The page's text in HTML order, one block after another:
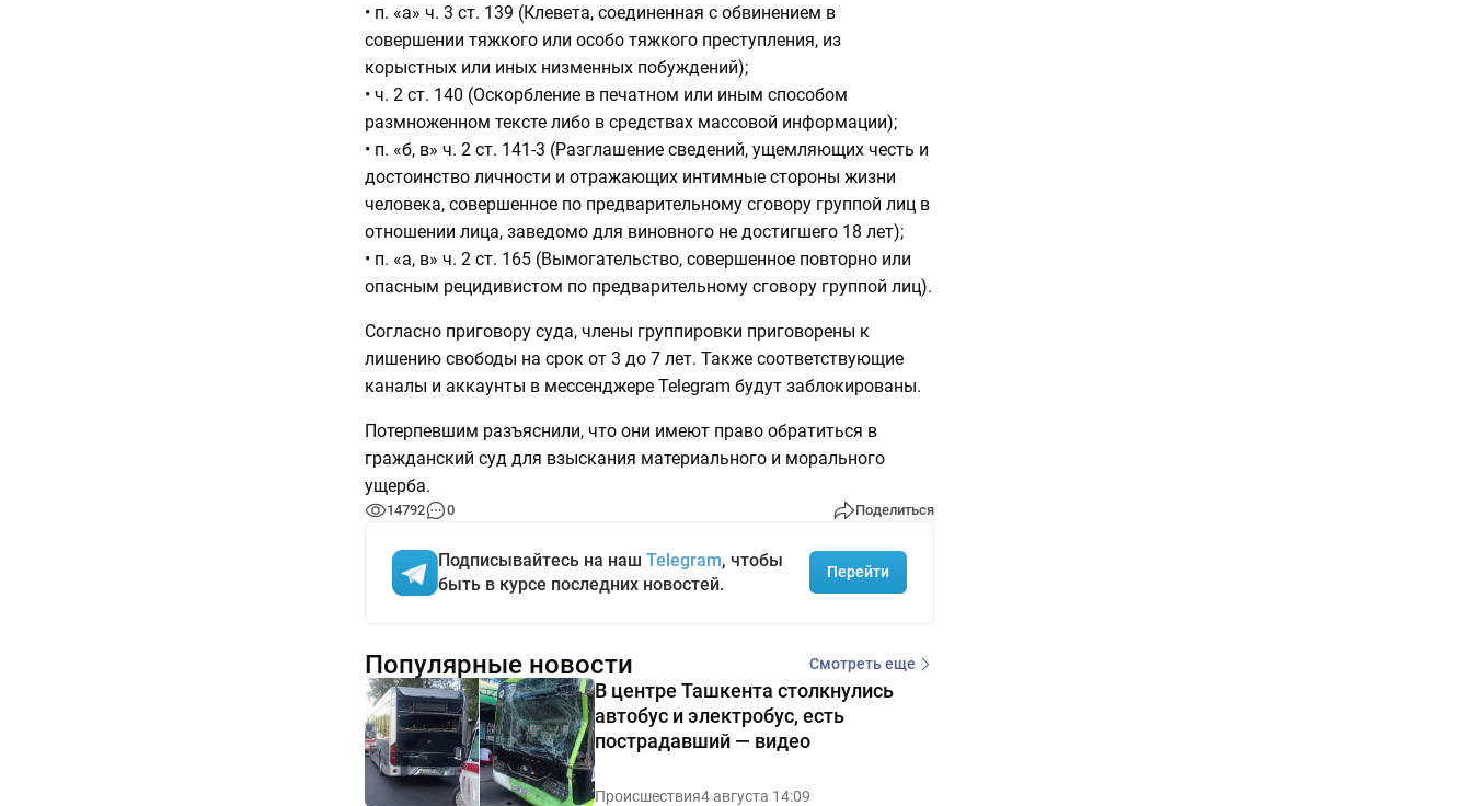
• п. «а» ч. 3 ст. 139 (Клевета, соединенная с обвинением в
совершении тяжкого или особо тяжкого преступления, из
корыстных или иных низменных побуждений);
• ч. 2 ст. 140 (Оскорбление в печатном или иным способом
размноженном тексте либо в средствах массовой информации);
• п. «б, в» ч. 2 ст. 141-3 (Разглашение сведений, ущемляющих честь и
достоинство личности и отражающих интимные стороны жизни
человека, совершенное по предварительному сговору группой лиц в
отношении лица, заведомо для виновного не достигшего 18 лет);
• п. «а, в» ч. 2 ст. 165 (Вымогательство, совершенное повторно или
опасным рецидивистом по предварительному сговору группой лиц).
Согласно приговору суда, члены группировки приговорены к
лишению свободы на срок от 3 до 7 лет. Также соответствующие
каналы и аккаунты в мессенджере Telegram будут заблокированы.
Потерпевшим разъяснили, что они имеют право обратиться в
гражданский суд для взыскания материального и морального
ущерба.
14792 0 Поделиться
Подписывайтесь на наш Telegram, чтобы
быть в курсе последних новостей.
Перейти
Популярные новости Смотреть еще
В центре Ташкента столкнулись
автобус и электробус, есть
пострадавший — видео
Происшествия4 августа 14:09